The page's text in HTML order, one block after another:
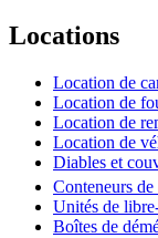
Locations
Location de
Location de
Location de
Location de
Diables et
Conteneurs de
Unités de
Boîtes de